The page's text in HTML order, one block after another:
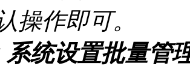
操作即可。
系统设置批量管